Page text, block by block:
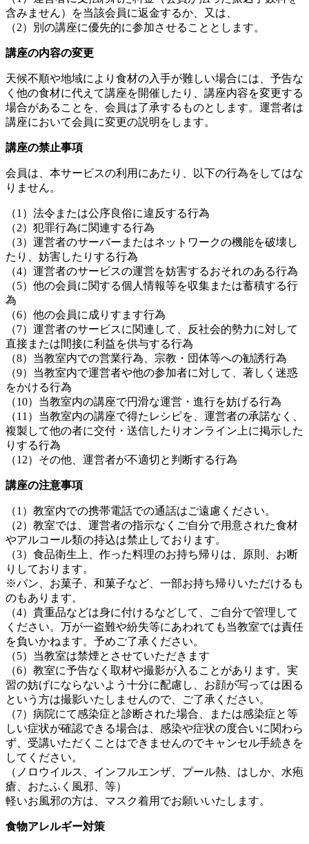
含みません）を当該会員に返金するか、又は、
（2）別の講座に優先的に参加させることとします。
講座の内容の変更
天候不順や地域により食材の入手が難しい場合には、予告な
く他の食材に代えて講座を開催したり、講座内容を変更する
場合があることを、会員は了承するものとします。運営者は
講座において会員に変更の説明をします。
講座の禁止事項
会員は、本サービスの利用にあたり、以下の行為をしてはな
りません。
（1）法令または公序良俗に違反する行為
（2）犯罪行為に関連する行為
（3）運営者のサーバーまたはネットワークの機能を破壊し
たり、妨害したりする行為
（4）運営者のサービスの運営を妨害するおそれのある行為
（5）他の会員に関する個人情報等を収集または蓄積する行
為
（6）他の会員に成りすます行為
（7）運営者のサービスに関連して、反社会的勢力に対して
直接または間接に利益を供与する行為
（8）当教室内での営業行為、宗教・団体等への勧誘行為
（9）当教室内で運営者や他の参加者に対して、著しく迷惑
をかける行為
（10）当教室内の講座で円滑な運営・進行を妨げる行為
（11）当教室内の講座で得たレシピを、運営者の承諾なく、
複製して他の者に交付・送信したりオンライン上に掲示した
りする行為
（12）その他、運営者が不適切と判断する行為
講座の注意事項
（1）教室内での携帯電話での通話はご遠慮ください。
（2）教室では、運営者の指示なくご自分で用意された食材
やアルコール類の持込は禁止しております。
（3）食品衛生上、作った料理のお持ち帰りは、原則、お断
りしております。
※パン、お菓子、和菓子など、一部お持ち帰りいただけるも
のもあります。
（4）貴重品などは身に付けるなどして、ご自分で管理して
ください。万が一盗難や紛失等にあわれても当教室では責任
を負いかねます。予めご了承ください。
（5）当教室は禁煙とさせていただきます
（6）教室に予告なく取材や撮影が入ることがあります。実
習の妨げにならないよう十分に配慮し、お顔が写っては困る
という方は撮影いたしませんので、ご了承ください。
（7）病院にて感染症と診断された場合、または感染症と等
しい症状が確認できる場合は、感染や症状の度合いに関わら
ず、受講いただくことはできませんのでキャンセル手続きを
してください。
（ノロウイルス、インフルエンザ、プール熱、はしか、水疱
瘡、おたふく風邪、等）
軽いお風邪の方は、マスク着用でお願いいたします。
食物アレルギー対策